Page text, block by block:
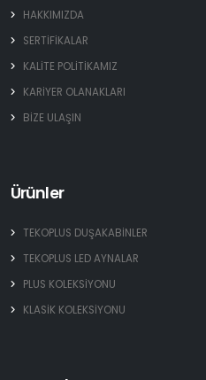
HAKKIMIZDA
SERTİFİKALAR
KALİTE POLİTİKAMIZ
KARİYER OLANAKLARI
BİZE ULAŞIN
Ürünler
TEKOPLUS DUŞAKABİNLER
TEKOPLUS LED AYNALAR
PLUS KOLEKSİYONU
KLASİK KOLEKSİYONU